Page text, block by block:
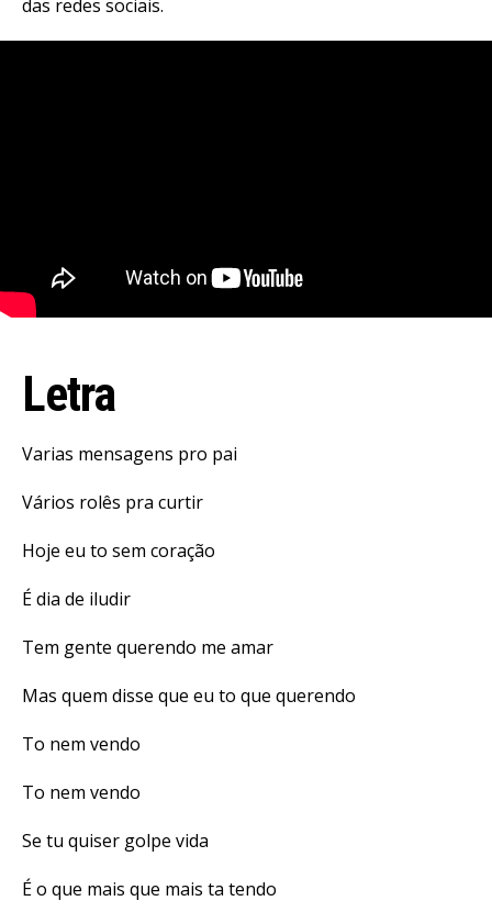
das redes sociais.
Letra
Varias mensagens pro pai
Vários rolês pra curtir
Hoje eu to sem coração
É dia de iludir
Tem gente querendo me amar
Mas quem disse que eu to que querendo
To nem vendo
To nem vendo
Se tu quiser golpe vida
É o que mais que mais ta tendo